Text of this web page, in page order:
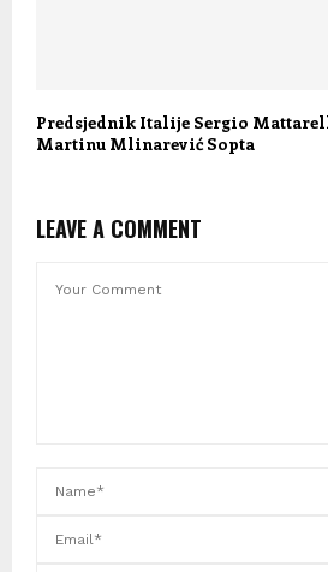
Predsjednik Italije Sergio
Martinu Mlinarević Sopta
LEAVE A COMMENT